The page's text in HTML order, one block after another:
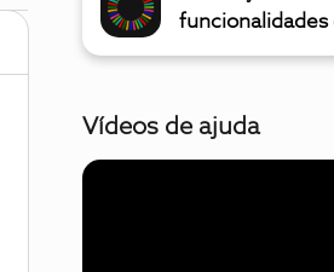
funcionalidades
Vídeos de ajuda